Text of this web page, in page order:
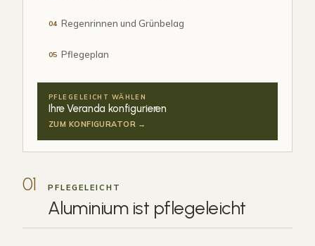
04 Regenrinnen und Grünbelag
05 Pflegeplan
PFLEGELEICHT WÄHLEN
Ihre Veranda konfigurieren
ZUM KONFIGURATOR →
01 PFLEGELEICHT
Aluminium ist pflegeleicht